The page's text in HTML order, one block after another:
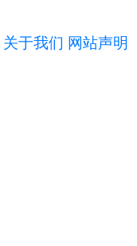
关于我们 网站声明